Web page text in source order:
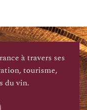
à travers ses
tourisme,
du vin.